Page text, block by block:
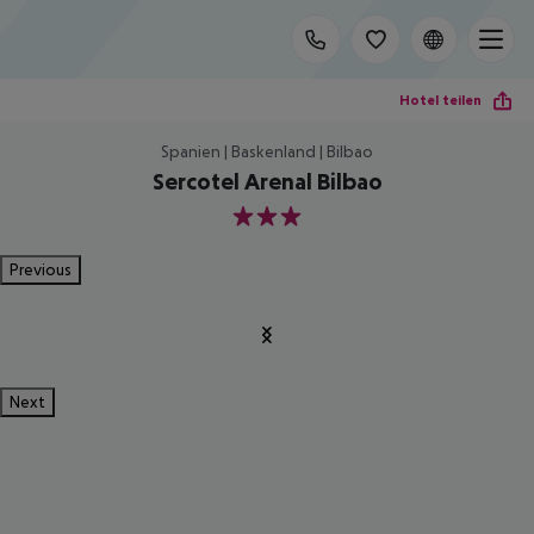
Hotel teilen
Spanien | Baskenland | Bilbao
Sercotel Arenal Bilbao
3
Previous
Next